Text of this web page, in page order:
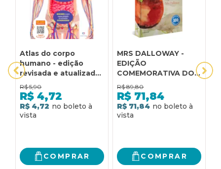
Atlas do corpo
humano - edição
revisada e atualizada:
edição revisada e
atualizada
R$ 5,90
R$ 4,72
R$ 4,72
COMPRAR
MRS DALLOWAY -
EDIÇÃO
COMEMORATIVA DOS
100 ANOS - CAPA
DURA: EDIÇÃO
REVISADA
R$ 89,80
R$ 71,84
R$ 71,84
COMPRAR